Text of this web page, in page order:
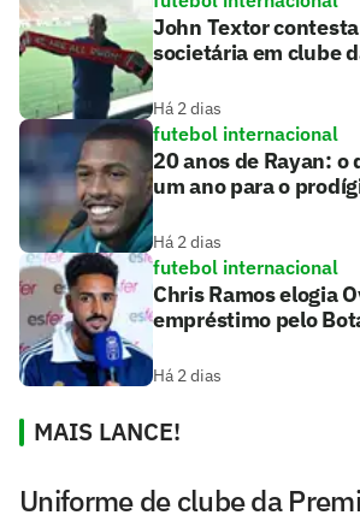
John Textor
societária em clube
Há 2 dias
futebol internacional
20 anos de Rayan: o
um ano para o
Há 2 dias
futebol internacional
Chris Ramos elogia
empréstimo pelo
Há 2 dias
MAIS LANCE!
Uniforme de clube da